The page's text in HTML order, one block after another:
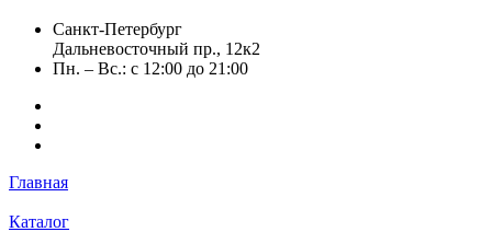
Санкт-Петербург
Дальневосточный пр., 12к2
Пн. – Вс.: с 12:00 до 21:00
Главная
Каталог